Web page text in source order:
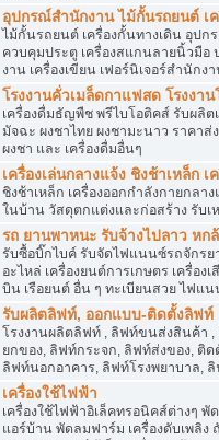
อุปกรณ์สำนักงาน ไม้กั้นรถยนต์ เ
ไม้กั้นรถยนต์ เครื่องกั้นทางเดิน อุป
ควบคุมประตู เครื่องสแกนลายนิ้วมื
งาน เครื่องเขียน เฟอร์นิเจอร์สำนัก
โรงงานคั่วเมล็ดกาแฟสด โรงงา
เครื่องดื่มธัญพืช พรีไบโอติคส์ รับผลิ
มัจฉะ ผงชาไทย ผงชามะนาว ราคา
ผงชา และ เครื่องดื่มอื่นๆ
เครื่องเล่นกลางแจ้ง ชิงช้าเหล็ก
ชิงช้าเหล็ก เครื่องออกกำลังกายกลา
ในบ้าน วัสดุตกแต่งและก่อสร้าง รับเ
รถ ยานพาหนะ รับจ้างไปลาว หก
รับซื้อบิ๊กไบค์ รับจัดไฟแนนซ์รถจักร
อะไหล่ เครื่องยนต์การเกษตร เครื่อง
บิน เรือยนต์ อื่น ๆ ทะเบียนสวย ไฟแ
รับผลิตลิฟท์, ออกแบบ-ติดตั้งลิฟท์
โรงงานผลิตลิฟท์ , ลิฟท์ขนส่งสินค้า
ยกของ, ลิฟท์กระจก, ลิฟท์ส่งของ, ติ
ลิฟท์นอกอาคาร, ลิฟท์โรงพยาบาล,
เครื่องใช้ไฟฟ้า
เครื่องใช้ไฟฟ้าอิเล็คทรอนิคส์ต่างๆ
แอร์บ้าน พัดลมฟาร์ม เครื่องดับเพลิ